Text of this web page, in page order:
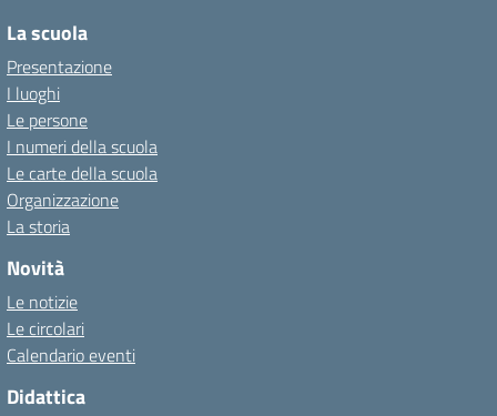
La scuola
Presentazione
I luoghi
Le persone
I numeri della scuola
Le carte della scuola
Organizzazione
La storia
Novità
Le notizie
Le circolari
Calendario eventi
Didattica